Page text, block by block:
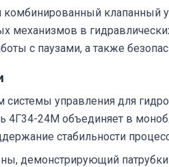
комбинированный клапанный
механизмов в
с паузами, а также
системы управления для
24М объединяет в
стабильности
демонстрирующий